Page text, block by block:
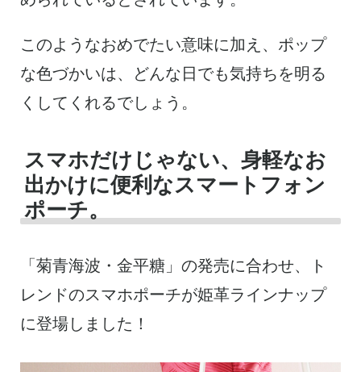
このようなおめでたい意味に加え、ポップ
な色づかいは、どんな日でも気持ちを明る
くしてくれるでしょう。
スマホだけじゃない、身軽なお
出かけに便利なスマートフォン
ポーチ。
「菊青海波・金平糖」の発売に合わせ、ト
レンドのスマホポーチが姫革ラインナップ
に登場しました！